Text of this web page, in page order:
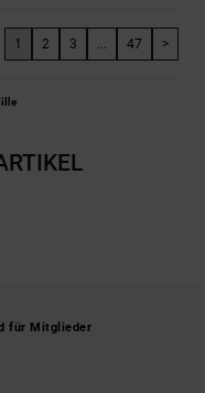
1 2 3 ... 47 >
für Mitglieder